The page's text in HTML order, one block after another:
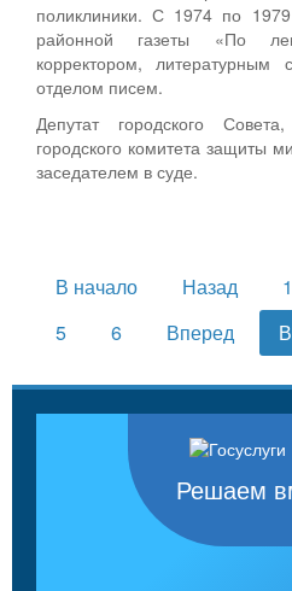
поликлиники. С 1974 по
районной газеты «По
корректором, литературным
отделом писем.
Депутат городского
городского комитета защиты
заседателем в суде.
В начало Назад 1
5
6 Вперед
Решаем